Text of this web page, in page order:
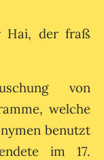
Hai, der fraß
von
welche
benutzt
im 17.